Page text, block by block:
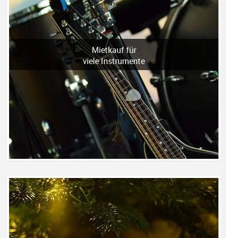
Mietkauf für
viele Instrumente